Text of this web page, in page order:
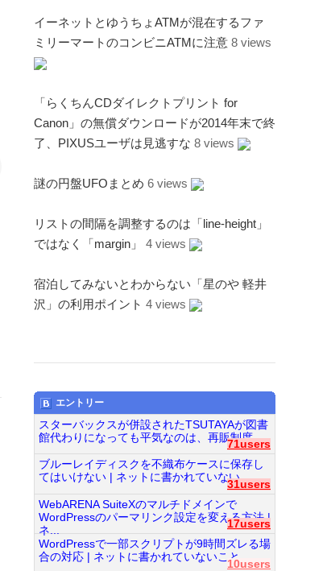
イーネットとゆうちょATMが混在するファ
ミリーマートのコンビニATMに注意 8 views
「らくちんCDダイレクトプリント for
Canon」の無償ダウンロードが2014年末で終
了、PIXUSユーザは見逃すな 8 views
謎の円盤UFOまとめ 6 views
リストの間隔を調整するのは「line-height」
ではなく「margin」
4 views
宿泊してみないとわからない「星のや 軽井
沢」の利用ポイント 4 views
エントリー
スターバックスが併設されたTSUTAYAが図書
館代わりになっても平気なのは、再販制度...
71users
ブルーレイディスクを不織布ケースに保存し
てはいけない | ネットに書かれていない...
31users
WebARENA SuiteXのマルチドメインで
WordPressのパーマリンク設定を変える方法 |
ネ...
17users
WordPressで一部スクリプトが9時間ズレる場
合の対応 | ネットに書かれていないこと...
10users